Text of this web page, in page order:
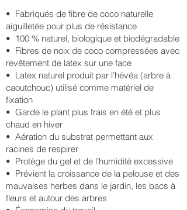
• Fabriqués de fibre de coco naturelle
aiguilletée pour plus de résistance
• 100 % naturel, biologique et biodégradable
• Fibres de noix de coco compressées avec
revêtement de latex sur une face
• Latex naturel produit par l’hévéa (arbre à
caoutchouc) utilisé comme matériel de
fixation
• Garde le plant plus frais en été et plus
chaud en hiver
• Aération du substrat permettant aux
racines de respirer
• Protège du gel et de l’humidité excessive
• Prévient la croissance de la pelouse et des
mauvaises herbes dans le jardin, les bacs à
fleurs et autour des arbres